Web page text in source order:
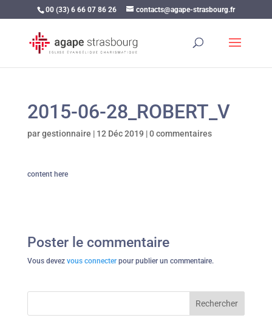
00 (33) 6 66 07 86 26 contacts@agape-strasbourg.fr
2015-06-28_ROBERT_V
pargestionnaire | 12 Déc 2019 |0 commentaires
content here
Poster le commentaire
Vous devez vous connecterpour publier un commentaire.